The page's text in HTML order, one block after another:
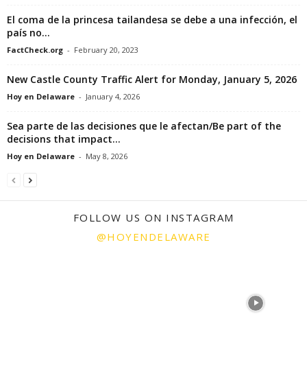
El coma de la princesa tailandesa se debe a una infección, el
país no...
FactCheck.org - February 20, 2023
New Castle County Traffic Alert for Monday, January 5, 2026
Hoy en Delaware - January 4, 2026
Sea parte de las decisiones que le afectan/Be part of the
decisions that impact...
Hoy en Delaware - May 8, 2026
FOLLOW US ON INSTAGRAM
@HOYENDELAWARE